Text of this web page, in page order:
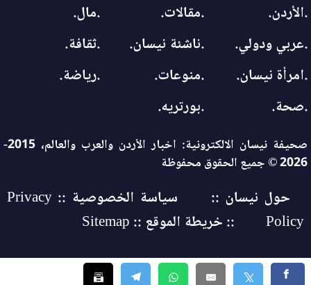
.الأردن.
.مقالات.
.مال.
.عربي ودولي.
.ناشئة نيسان.
.ثقافة.
.امرأة نيسان.
.منوعات.
.رياضة.
.صحة.
.بورتريه.
صحيفة نيسان الالكترونية: اخبار الأردن والعرب والعالم، 2015-
2026 © جميع الحقوق محفوظة
حول نيسان ::
سياسة الخصوصية :: Privacy
Policy
:: خريطة الموقع :: Sitemap